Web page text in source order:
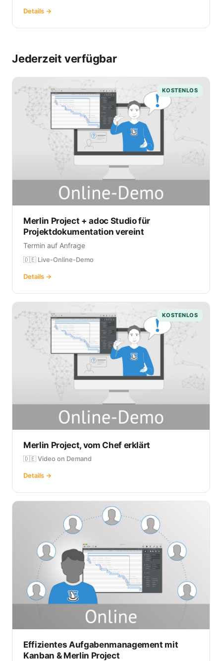
Details →
Jederzeit verfügbar
KOSTENLOS
Merlin Project + adoc Studio für
Projektdokumentation vereint
Termin auf Anfrage
🇩🇪 Live-Online-Demo
Details →
KOSTENLOS
Merlin Project, vom Chef erklärt
🇩🇪 Video on Demand
Details →
Effizientes Aufgabenmanagement mit
Kanban & Merlin Project